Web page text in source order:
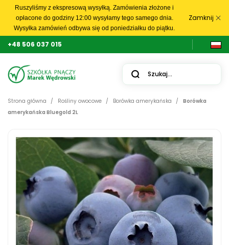
Ruszyliśmy z ekspresową wysyłką. Zamówienia złożone i
opłacone do godziny 12:00 wysyłamy tego samego dnia.
Wysyłka zamówień odbywa się od poniedziałku do piątku.
Zamknij
+48 506 037 015
Strona główna Rośliny owocowe Borówka amerykańska
Borówka
amerykańska Bluegold 2L